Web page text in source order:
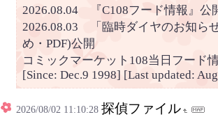
2026.08.04 『C108フード情報』公
2026.08.03 「臨時ダイヤのお知ら
め・PDF)公開
コミックマーケット108当日フード
[Since: Dec.9 1998] [Last updated:
2026/08/02 11:10:28 探偵ファイル